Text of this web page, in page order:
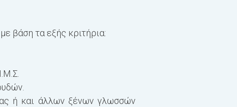
βάση τα εξής κριτήρια:
ή και άλλων ξένων γλωσσών